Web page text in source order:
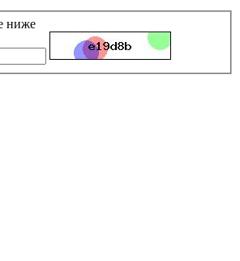
ниже